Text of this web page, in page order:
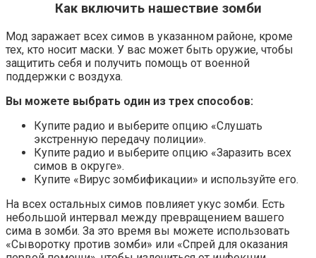
Как включить нашествие зомби
Мод заражает всех симов в указанном районе, кроме
тех, кто носит маски. У вас может быть оружие, чтобы
защитить себя и получить помощь от военной
поддержки с воздуха.
Вы можете выбрать один из трех способов:
Купите радио и выберите опцию «Слушать
экстренную передачу полиции».
Купите радио и выберите опцию «Заразить всех
симов в округе».
Купите «Вирус зомбификации» и используйте его.
На всех остальных симов повлияет укус зомби. Есть
небольшой интервал между превращением вашего
сима в зомби. За это время вы можете использовать
«Сыворотку против зомби» или «Спрей для оказания